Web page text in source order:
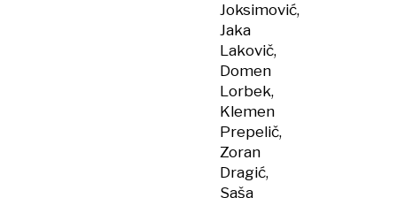
Joksimović,
Jaka
Lakovič,
Domen
Lorbek,
Klemen
Prepelič,
Zoran
Dragić,
Saša